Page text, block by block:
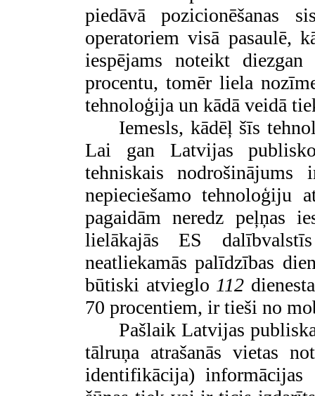
piedāvā pozicionēšanas
operatoriem visā pasaulē,
iespējams noteikt
procentu, tomēr liela
tehnoloģija un kādā veidā
Iemesls, kādēļ šīs
Lai gan Latvijas
tehniskais
nepieciešamo tehnoloģiju
pagaidām neredz peļņas
lielākajās ES
neatliekamās palīdzības
būtiski atvieglo 112
70 procentiem, ir tieši no
Pašlaik Latvijas
tālruņa atrašanās vietas
identifikācija) informācijas